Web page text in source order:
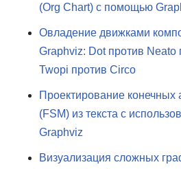
(Org Chart) с помощью
Овладение движками
Graphviz: Dot против Neato
Twopi против Circo
Проектирование конечных
(FSM) из текста с
Graphviz
Визуализация сложных